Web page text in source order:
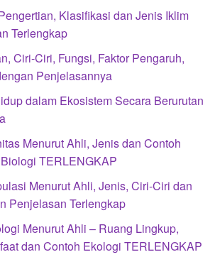
Klasifikasi dan Jenis Iklim
Terlengkap
Ciri-Ciri, Fungsi, Faktor Pengaruh,
Penjelasannya
dalam Ekosistem Secara Berurutan
Menurut Ahli, Jenis dan Contoh
TERLENGKAP
Menurut Ahli, Jenis, Ciri-Ciri dan
Penjelasan Terlengkap
Menurut Ahli – Ruang Lingkup,
dan Contoh Ekologi TERLENGKAP